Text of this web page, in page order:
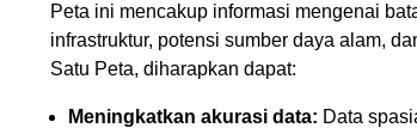
Peta ini mencakup informasi mengenai
infrastruktur, potensi sumber daya alam,
Satu Peta, diharapkan dapat:
Meningkatkan akurasi data: Data